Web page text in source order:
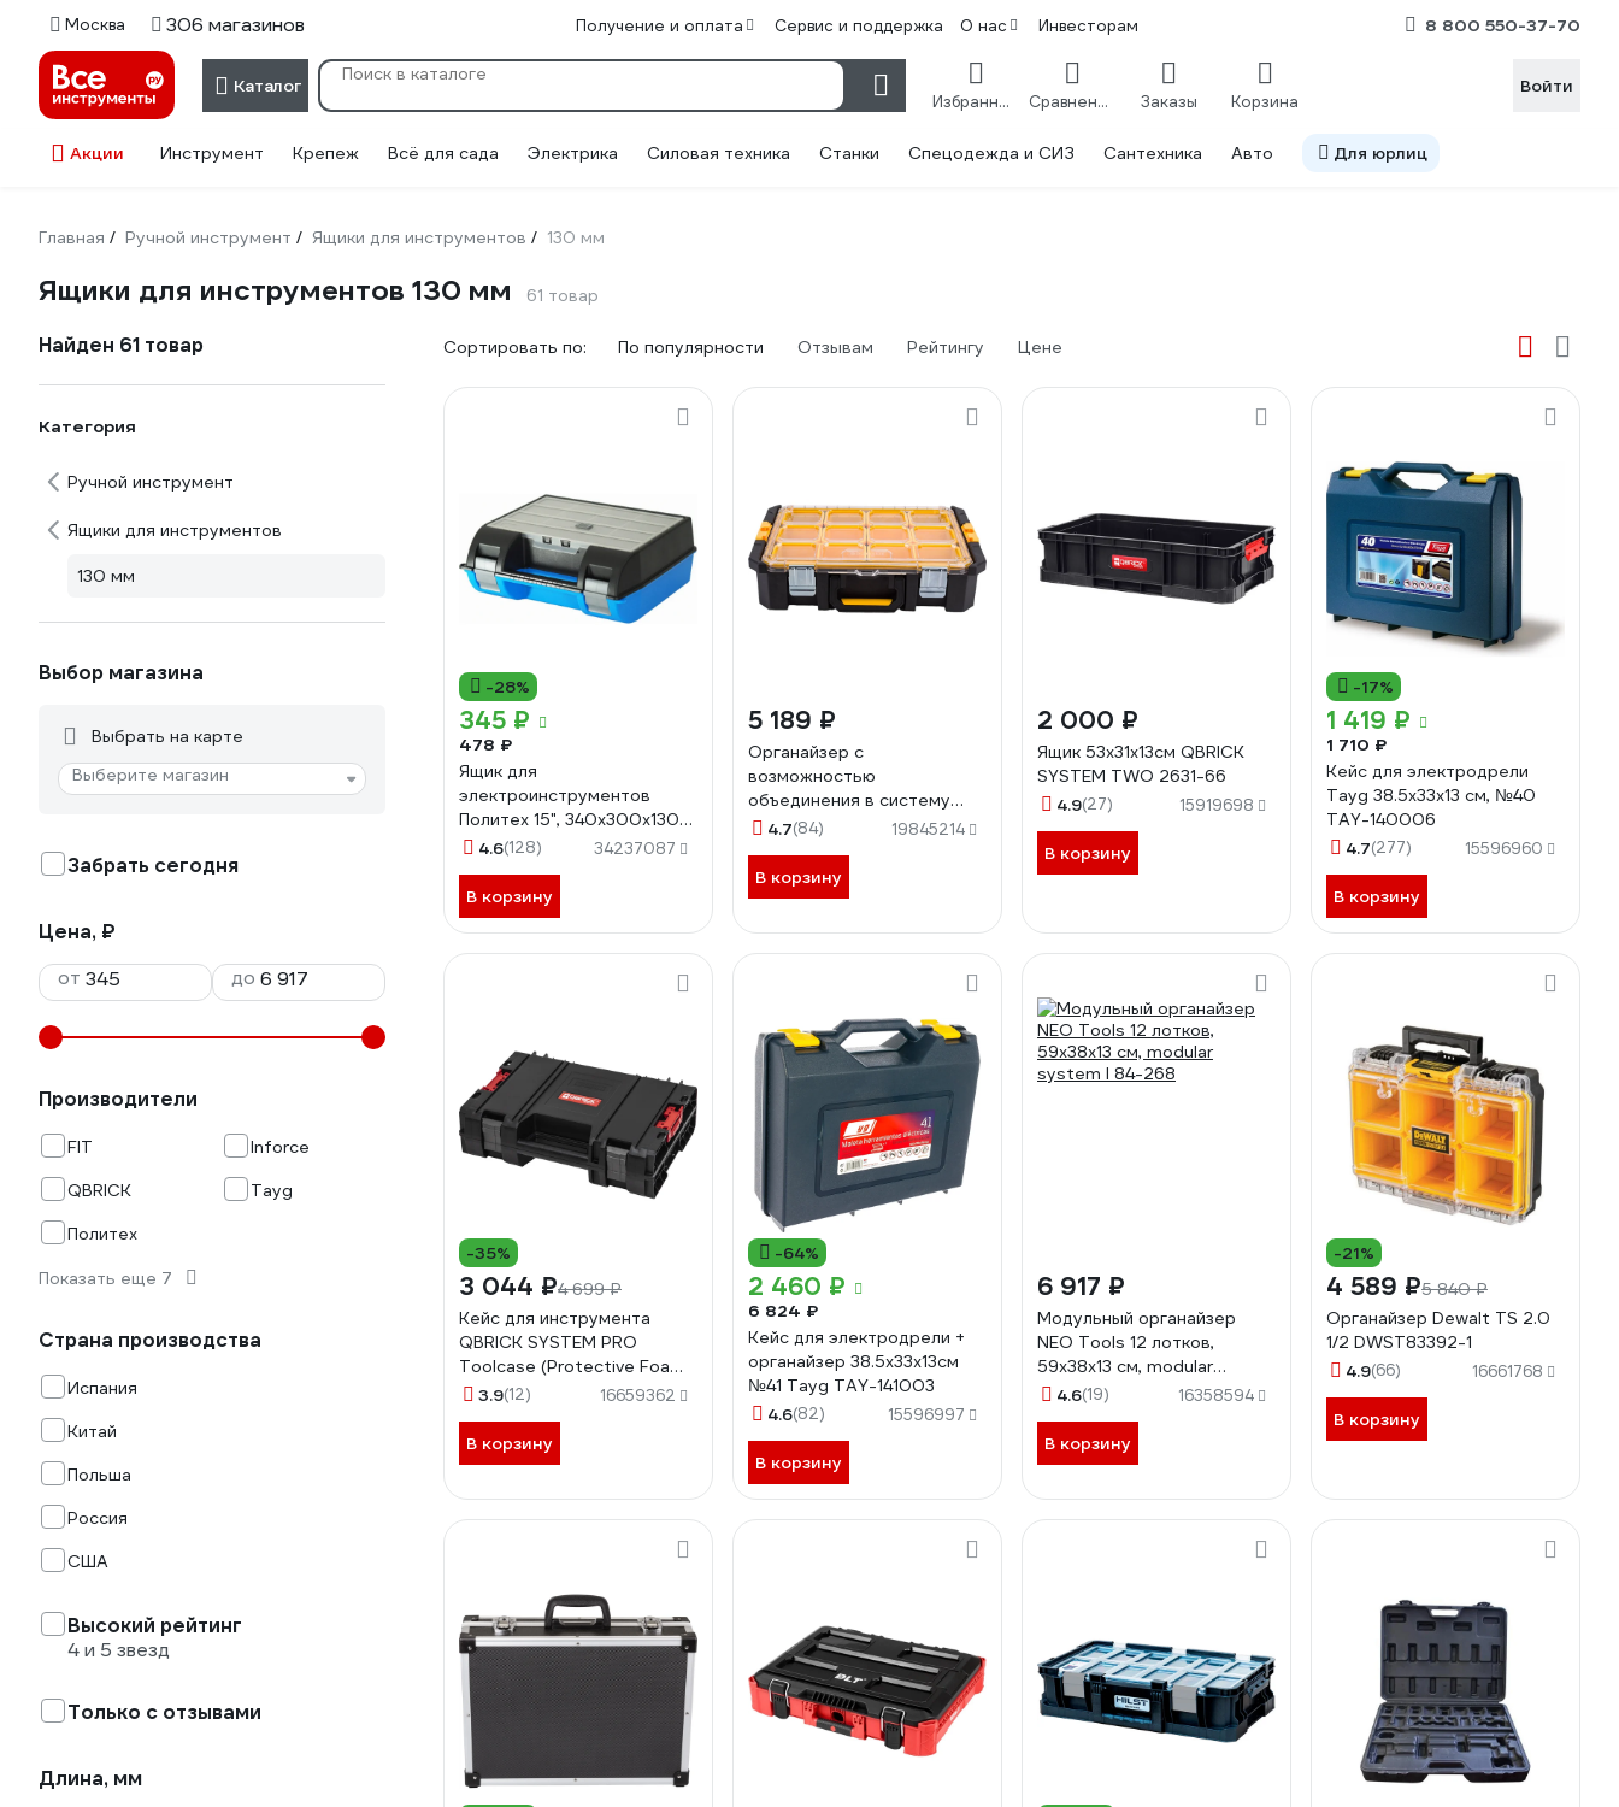
Москва 306 магазинов Получение и оплата Сервис и поддержка О нас Инвесторам 8 800 550-37-70
Каталог
Избранное Сравнение Заказы Корзина
Войти
Акции Инструмент Крепеж Всё для сада Электрика Силовая техника Станки Спецодежда и СИЗ Сантехника Авто Для юрлиц
Главная / Ручной инструмент / Ящики для инструментов / 130 мм
Ящики для инструментов 130 мм 61 товар
Найден 61 товар
Категория
Ручной инструмент
Ящики для инструментов
130 мм
Выбор магазина
Выбрать на карте
Выберите магазин
Забрать сегодня
Цена, ₽
от
до
Производители
FIT
Inforce
QBRICK
Tayg
Политех
Показать еще 7
Страна производства
Испания
Китай
Польша
Россия
США
Высокий рейтинг
4 и 5 звезд
Только с отзывами
Длина, мм
Сортировать по: По популярности Отзывам Рейтингу Цене
-28%
345 ₽
478 ₽
Ящик для
электроинструментов
Политех 15", 340х300х130
мм, с органайзером
4.6(128) 34237087
В корзину
5 189 ₽
Органайзер с
возможностью
объединения в систему
MODULAR SYSTEM Inforce
4.7(84) 19845214
В корзину
2 000 ₽
Ящик 53х31х13см QBRICK
SYSTEM TWO 2631-66
4.9(27) 15919698
В корзину
-17%
1 419 ₽
1 710 ₽
Кейс для электродрели
Tayg 38.5х33х13 см, №40
TAY-140006
4.7(277) 15596960
В корзину
-35%
3 044 ₽4 699 ₽
Кейс для инструмента
QBRICK SYSTEM PRO
Toolcase (Protective Foam)
2631-69
3.9(12) 16659362
В корзину
-64%
2 460 ₽
6 824 ₽
Кейс для электродрели +
органайзер 38.5х33х13см
№41 Tayg TAY-141003
4.6(82) 15596997
В корзину
6 917 ₽
Модульный органайзер
NEO Tools 12 лотков,
59х38х13 см, modular
system I 84-268
4.6(19) 16358594
В корзину
-21%
4 589 ₽5 840 ₽
Органайзер Dewalt TS 2.0
1/2 DWST83392-1
4.9(66) 16661768
В корзину